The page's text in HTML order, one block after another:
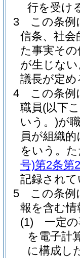
行を受け
3
この条例
信条、社会
た事実そ
が生じな
議長が定
4
この条例
職員(以下
いう。)が
員が組織
をいう。
号)第2条第
記録され
5
この条例
報を含む
(1)
一定
を電子計
に構成し